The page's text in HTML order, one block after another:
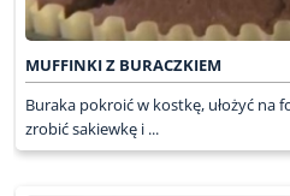
MUFFINKI Z BURACZKIEM
Buraka pokroić w kostkę, ułożyć na
zrobić sakiewkę i ...